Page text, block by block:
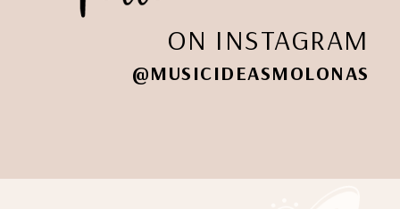
ON INSTAGRAM
@MUSICIDEASMOLONAS